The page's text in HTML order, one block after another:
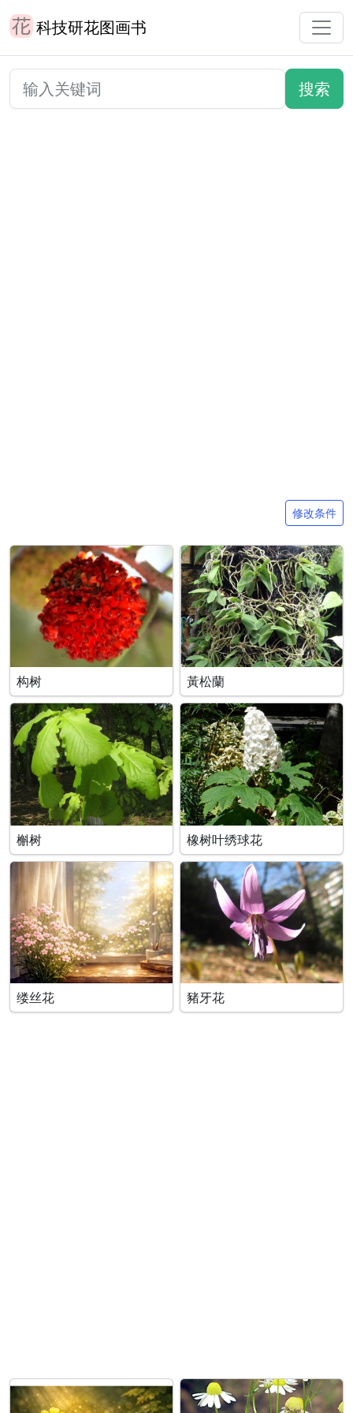
科技研花图画书
修改条件
构树 黃松蘭
槲树 橡树叶绣球花
缕丝花 豬牙花